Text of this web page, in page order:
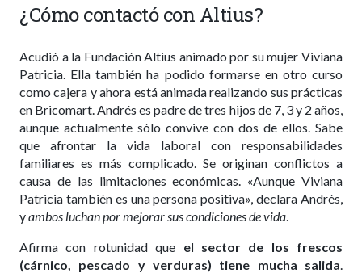
¿Cómo contactó con Altius?
Acudió a la Fundación Altius animado por su mujer Viviana
Patricia. Ella también ha podido formarse en otro curso
como cajera y ahora está animada realizando sus prácticas
en Bricomart. Andrés es padre de tres hijos de 7, 3 y 2 años,
aunque actualmente sólo convive con dos de ellos. Sabe
que afrontar la vida laboral con responsabilidades
familiares es más complicado. Se originan conflictos a
causa de las limitaciones económicas. «Aunque Viviana
Patricia también es una persona positiva», declara Andrés,
yambos luchan por mejorar sus condiciones de vida.
Afirma con rotunidad que el sector de los frescos
(cárnico, pescado y verduras) tiene mucha salida.